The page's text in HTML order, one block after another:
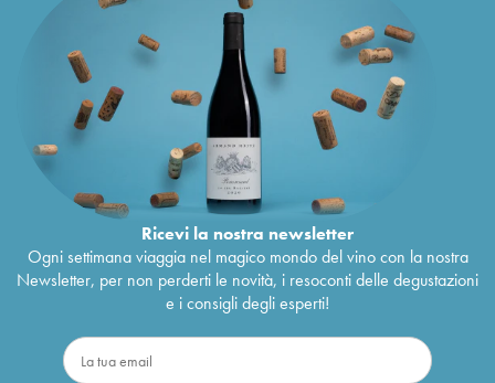
Ricevi la nostra newsletter
Ogni settimana viaggia nel magico mondo del vino con la nostra
Newsletter, per non perderti le novità, i resoconti delle degustazioni
e i consigli degli esperti!